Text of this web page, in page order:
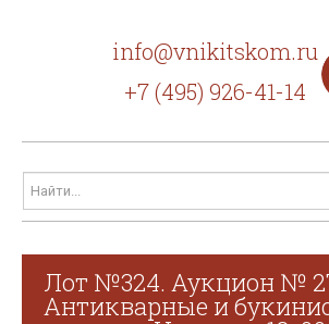
info@vnikitskom.ru
+7 (495) 926-41-14
Лот №324. Аукцион №
Антикварные и